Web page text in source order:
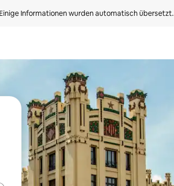
Einige Informationen wurden automatisch übersetzt.